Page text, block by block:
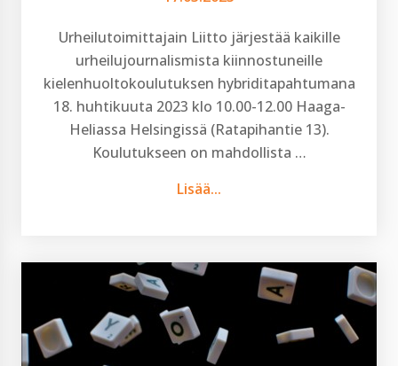
Urheilutoimittajain Liitto järjestää kaikille
urheilujournalismista kiinnostuneille
kielenhuoltokoulutuksen hybriditapahtumana
18. huhtikuuta 2023 klo 10.00-12.00 Haaga-
Heliassa Helsingissä (Ratapihantie 13).
Koulutukseen on mahdollista …
Lisää...